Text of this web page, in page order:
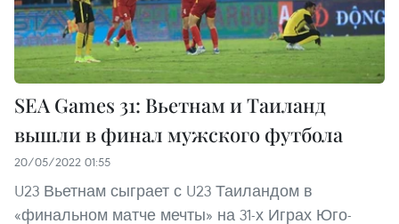
SEA Games 31: Вьетнам и Таиланд
вышли в финал мужского футбола
20/05/2022 01:55
U23 Вьетнам сыграет с U23 Таиландом в
«финальном матче мечты» на 31-х Играх Юго-